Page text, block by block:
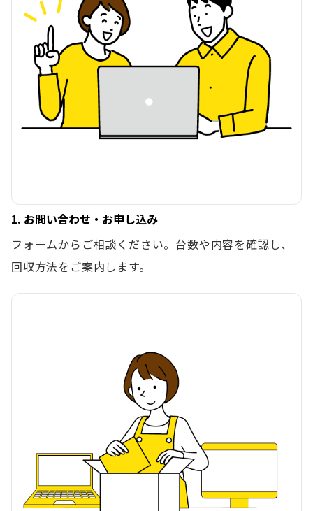
1. お問い合わせ・お申し込み
フォームからご相談ください。台数や内容を確認し、
回収方法をご案内します。